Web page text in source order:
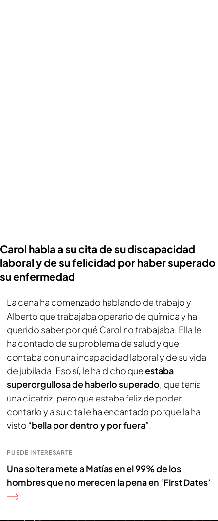
Carol habla a su cita de su discapacidad
laboral y de su felicidad por haber superado
su enfermedad
La cena ha comenzado hablando de trabajo y
Alberto que trabajaba operario de química y ha
querido saber por qué Carol no trabajaba. Ella le
ha contado de su problema de salud y que
contaba con una incapacidad laboral y de su vida
de jubilada. Eso sí, le ha dicho queestaba
superorgullosa de haberlo superado, que tenía
una cicatriz, pero que estaba feliz de poder
contarlo y a su cita le ha encantado porque la ha
visto “bella por dentro y por fuera”.
PUEDE INTERESARTE
Una soltera mete a Matías en el 99% de los
hombres que no merecen la pena en ‘First Dates’